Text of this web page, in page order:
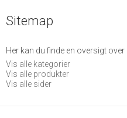
Sitemap
Her kan du finde en oversigt
Vis alle kategorier
Vis alle produkter
Vis alle sider